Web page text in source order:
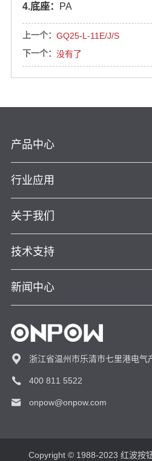
4.底座：
PA
上一个： GQ25-L-11E/J/S
下一个： 没有了
浙江省温州市乐清市七里港电气
400 811 5522
onpow@onpow.com
产品中心
行业应用
关于我们
技术支持
新闻中心
Copyright © 1988-2023 红波按